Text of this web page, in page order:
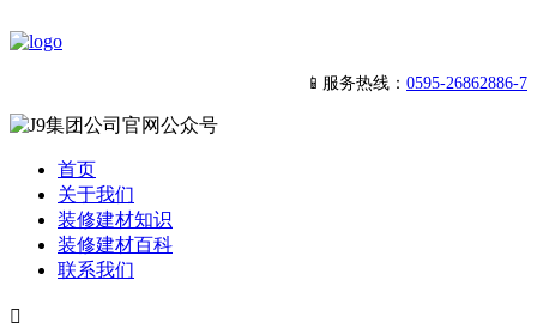
📱服务热线： 0595-26862886-7
首页
关于我们
装修建材知识
装修建材百科
联系我们
